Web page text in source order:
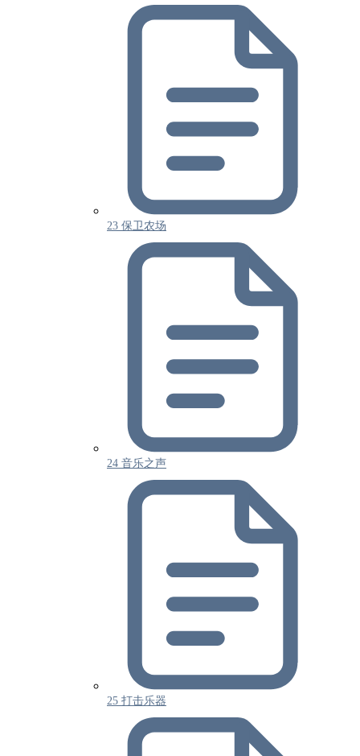
23 保卫农场
24 音乐之声
25 打击乐器